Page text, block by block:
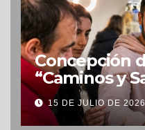
Concepción
“Caminos y
15 DE JULIO DE 2026